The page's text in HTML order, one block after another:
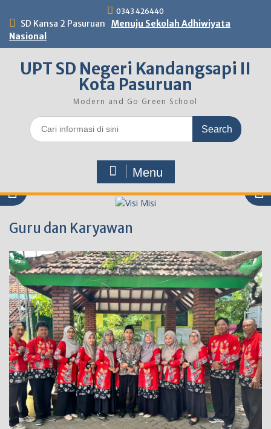
content
0343 426440
SD Kansa 2 Pasuruan
Menuju Sekolah Adhiwiyata
Nasional
UPT SD Negeri Kandangsapi II
Kota Pasuruan
Modern and Go Green School
Search
for:
Menu
Guru dan Karyawan